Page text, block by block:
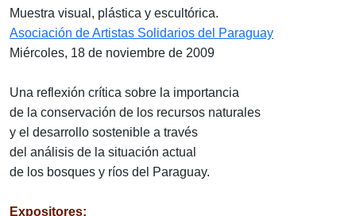
Muestra visual, plástica y escultórica.
Asociación de Artistas Solidarios del Paraguay
Miércoles, 18 de noviembre de 2009
Una reflexión crítica sobre la importancia
de la conservación de los recursos naturales
y el desarrollo sostenible a través
del análisis de la situación actual
de los bosques y ríos del Paraguay.
Expositores: